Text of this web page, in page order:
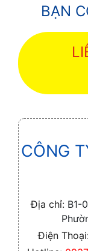
BẠN
CÔNG
Địa chỉ: B1-
Điện